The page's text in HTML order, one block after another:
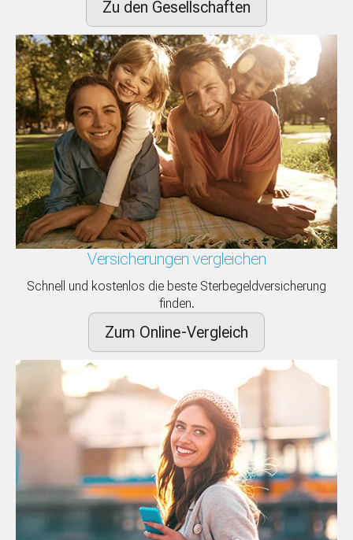
Zu den Gesellschaften
Versicherungen vergleichen
Schnell und kostenlos die beste Sterbegeldversicherung
finden.
Zum Online-Vergleich